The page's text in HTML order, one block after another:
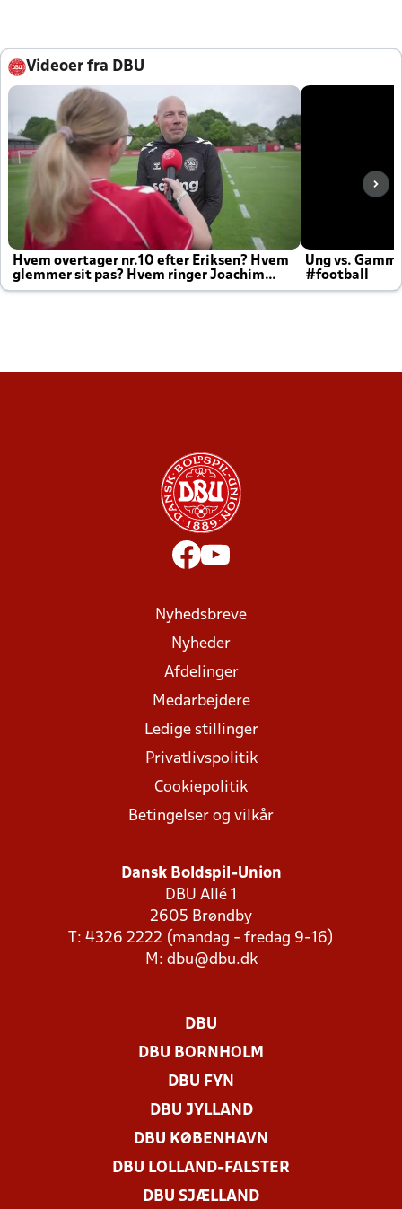
Videoer fra DBU
Hvem overtager nr.10 efter Eriksen? Hvem
glemmer sit pas? Hvem ringer Joachim
altid til efter kampe?
Ung vs.
#football
Nyhedsbreve
Nyheder
Afdelinger
Medarbejdere
Ledige stillinger
Privatlivspolitik
Cookiepolitik
Betingelser og vilkår
Dansk Boldspil-Union
DBU Allé 1
2605 Brøndby
T: 4326 2222 (mandag - fredag 9-16)
M: dbu@dbu.dk
DBU
DBU BORNHOLM
DBU FYN
DBU JYLLAND
DBU KØBENHAVN
DBU LOLLAND-FALSTER
DBU SJÆLLAND